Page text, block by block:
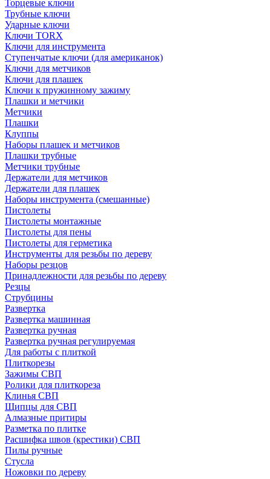
Торцевые ключи
Трубные ключи
Ударные ключи
Ключи TORX
Ключи для инструмента
Ступенчатые ключи (для американок)
Ключи для метчиков
Ключи для плашек
Ключи к пружинному зажиму
Плашки и метчики
Метчики
Плашки
Клуппы
Наборы плашек и метчиков
Плашки трубные
Метчики трубные
Держатели для метчиков
Держатели для плашек
Наборы инструмента (смешанные)
Пистолеты
Пистолеты монтажные
Пистолеты для пены
Пистолеты для герметика
Инструменты для резьбы по дереву
Наборы резцов
Принадлежности для резьбы по дереву
Резцы
Струбцины
Развертка
Развертка машинная
Развертка ручная
Развертка ручная регулируемая
Для работы с плиткой
Плиткорезы
Зажимы СВП
Ролики для плиткореза
Клинья СВП
Щипцы для СВП
Алмазные притиры
Разметка по плитке
Расшифка швов (крестики) СВП
Пилы ручные
Стусла
Ножовки по дереву